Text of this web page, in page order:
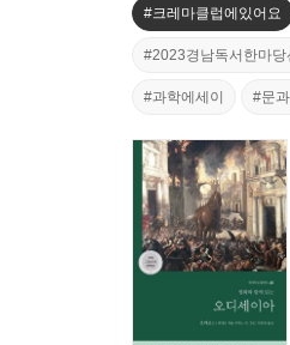
#크레마클럽에있어요
#2023경남독서한마당
#과학에세이 #문